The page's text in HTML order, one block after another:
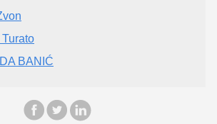
BANIĆ